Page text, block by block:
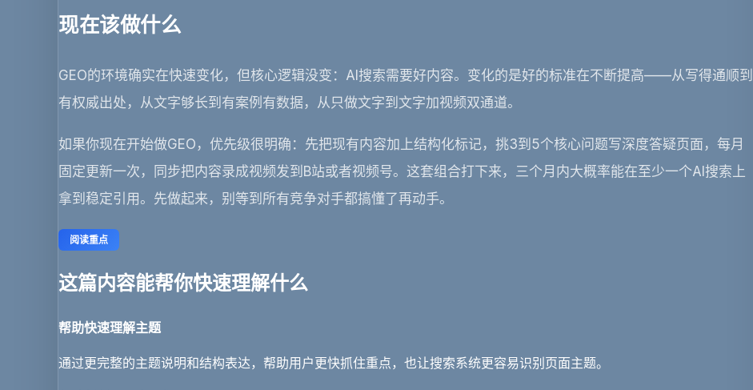
现在该做什么
GEO的环境确实在快速变化，但核心逻辑没变：AI搜索需要好内容。变化的是好的标准在不断提高——从写得通顺到
有权威出处，从文字够长到有案例有数据，从只做文字到文字加视频双通道。
如果你现在开始做GEO，优先级很明确：先把现有内容加上结构化标记，挑3到5个核心问题写深度答疑页面，每月
固定更新一次，同步把内容录成视频发到B站或者视频号。这套组合打下来，三个月内大概率能在至少一个AI搜索上
拿到稳定引用。先做起来，别等到所有竞争对手都搞懂了再动手。
阅读重点
这篇内容能帮你快速理解什么
帮助快速理解主题
通过更完整的主题说明和结构表达，帮助用户更快抓住重点，也让搜索系统更容易识别页面主题。